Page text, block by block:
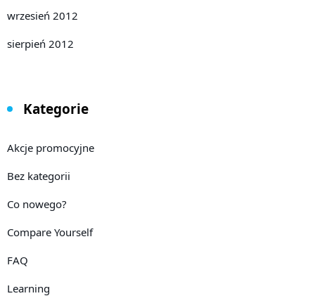
wrzesień 2012
sierpień 2012
Kategorie
Akcje promocyjne
Bez kategorii
Co nowego?
Compare Yourself
FAQ
Learning